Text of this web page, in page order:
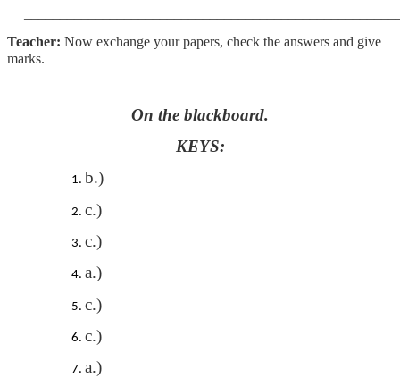
Teacher: Now exchange your papers, check the answers and give
marks.
On the blackboard.
KEYS:
b.)
c.)
c.)
a.)
c.)
c.)
a.)